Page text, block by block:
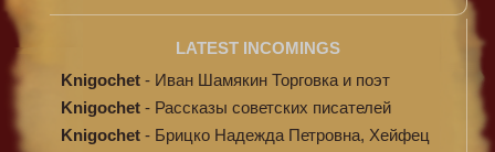
LATEST INCOMINGS
Knigochet - Иван Шамякин Торговка и поэт
Knigochet - Рассказы советских писателей
Knigochet - Брицко Надежда Петровна, Хейфец